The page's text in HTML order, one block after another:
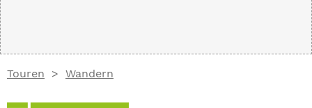
Touren Wandern